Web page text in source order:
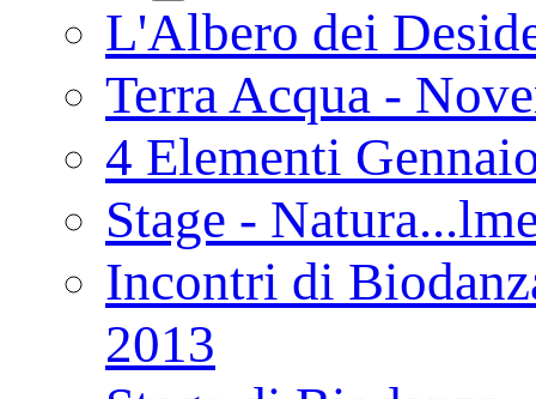
L'Albero dei
Terra Acqua -
4 Elementi
Stage -
Incontri di
2013